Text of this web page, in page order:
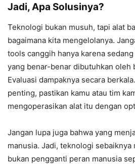
Jadi, Apa Solusinya?
Teknologi bukan musuh, tapi alat
bagaimana kita mengelolanya.
tools canggih hanya karena
yang benar-benar dibutuhkan oleh
Evaluasi dampaknya secara
penting, pastikan kamu atau tim
mengoperasikan alat itu dengan
Jangan lupa juga bahwa yang
manusia. Jadi, teknologi sebaiknya
bukan pengganti peran manusia